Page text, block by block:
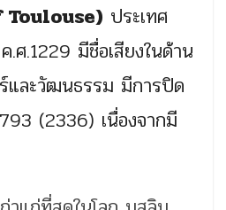
ประเทศ
.ศ.1229 มีชื่อเสียงในด้าน
และวัฒนธรรม มีการปิด
(2336) เนื่องจากมี